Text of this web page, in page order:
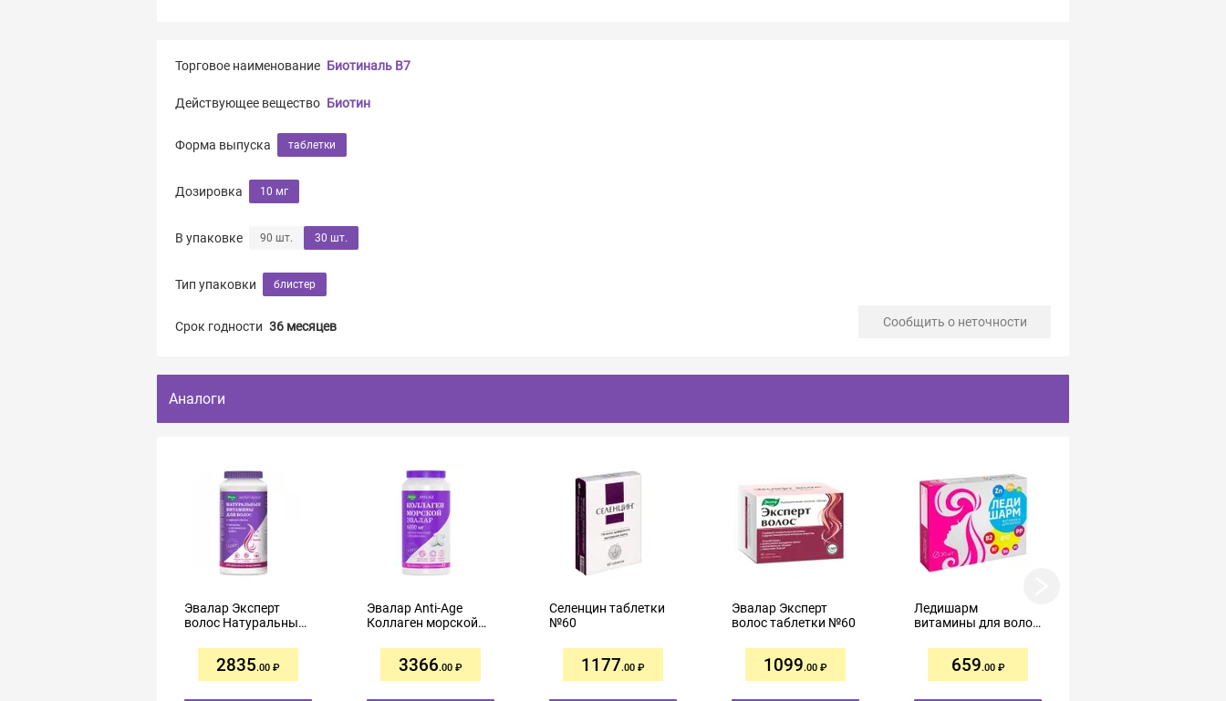
Торговое наименование Биотиналь В7
Действующее вещество Биотин
Форма выпуска таблетки
Дозировка 10 мг
В упаковке 90 шт. 30 шт.
Тип упаковки блистер
Срок годности 36 месяцев Сообщить о неточности
Аналоги
Эвалар Эксперт
волос Натуральные
таблетки №180
2835.00
Эвалар Anti-Age
Коллаген морской
оболочкой 6000мг
№1803366.00
Селенцин таблетки
№60
1177.00
Эвалар Эксперт
волос таблетки №60
1099.00
Ледишарм
витамины для волос
659.00